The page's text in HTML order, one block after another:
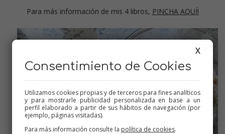
Para más información de mis 4 libros, PINCHA AQUÍ!
X
Consentimiento de Cookies
Utilizamos cookies propias y de terceros para fines analíticos
y para mostrarle publicidad personalizada en base a un
perfil elaborado a partir de sus hábitos de navegación (por
ejemplo, páginas visitadas).
Para más información consulte la política de cookies.